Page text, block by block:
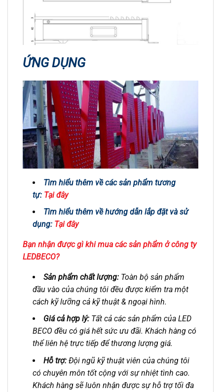
ỨNG DỤNG
Tìm hiểu thêm về các sản phẩm tương
tự: Tại đây
Tìm hiểu thêm về hướng dẫn lắp đặt và sử
dụng: Tại đây
Bạn nhận được gì khi mua các sản phẩm ở công ty
LEDBECO?
Sản phẩm chất lượng: Toàn bộ sản phẩm
đầu vào của chúng tôi đều được kiểm tra một
cách kỹ lưỡng cả kỹ thuật & ngoại hình.
Giá cả hợp lý: Tất cả các sản phẩm của LED
BECO đều có giá hết sức ưu đãi. Khách hàng có
thể liên hệ trực tiếp để thương lượng giá.
Hỗ trợ: Đội ngũ kỹ thuật viên của chúng tôi
có chuyên môn tốt cộng với sự nhiệt tình cao.
Khách hàng sẽ luôn nhận được sự hỗ trợ tối đa